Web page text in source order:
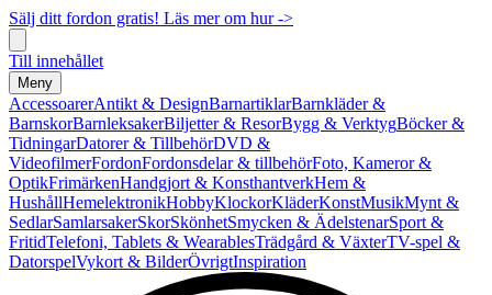
Sälj ditt fordon gratis! Läs mer om hur ->
Till innehållet
Meny
AccessoarerAntikt & DesignBarnartiklarBarnkläder &
BarnskorBarnleksakerBiljetter & ResorBygg & VerktygBöcker &
TidningarDatorer & TillbehörDVD &
VideofilmerFordonFordonsdelar & tillbehörFoto, Kameror &
OptikFrimärkenHandgjort & KonsthantverkHem &
HushållHemelektronikHobbyKlockorKläderKonstMusikMynt &
SedlarSamlarsakerSkorSkönhetSmycken & ÄdelstenarSport &
FritidTelefoni, Tablets & WearablesTrädgård & VäxterTV-spel &
DatorspelVykort & BilderÖvrigtInspiration